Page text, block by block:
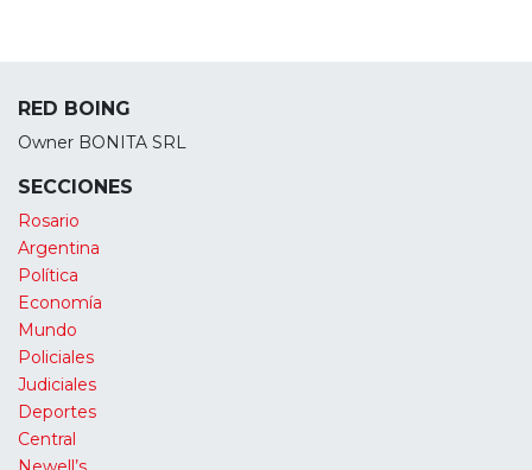
RED BOING
Owner BONITA SRL
SECCIONES
Rosario
Argentina
Política
Economía
Mundo
Policiales
Judiciales
Deportes
Central